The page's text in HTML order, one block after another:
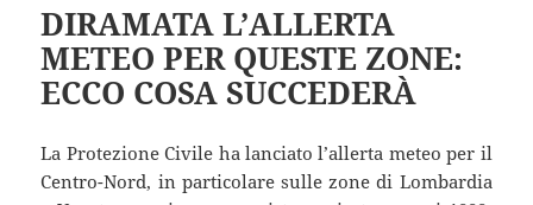
DIRAMATA L’ALLERTA
METEO PER QUESTE ZONE:
ECCO COSA SUCCEDERÀ
La Protezione Civile ha lanciato l’allerta meteo per il
Centro-Nord, in particolare sulle zone di Lombardia